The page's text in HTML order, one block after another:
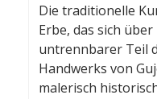
Die traditionelle
Erbe, das sich
untrennbarer Teil
Handwerks von
malerisch